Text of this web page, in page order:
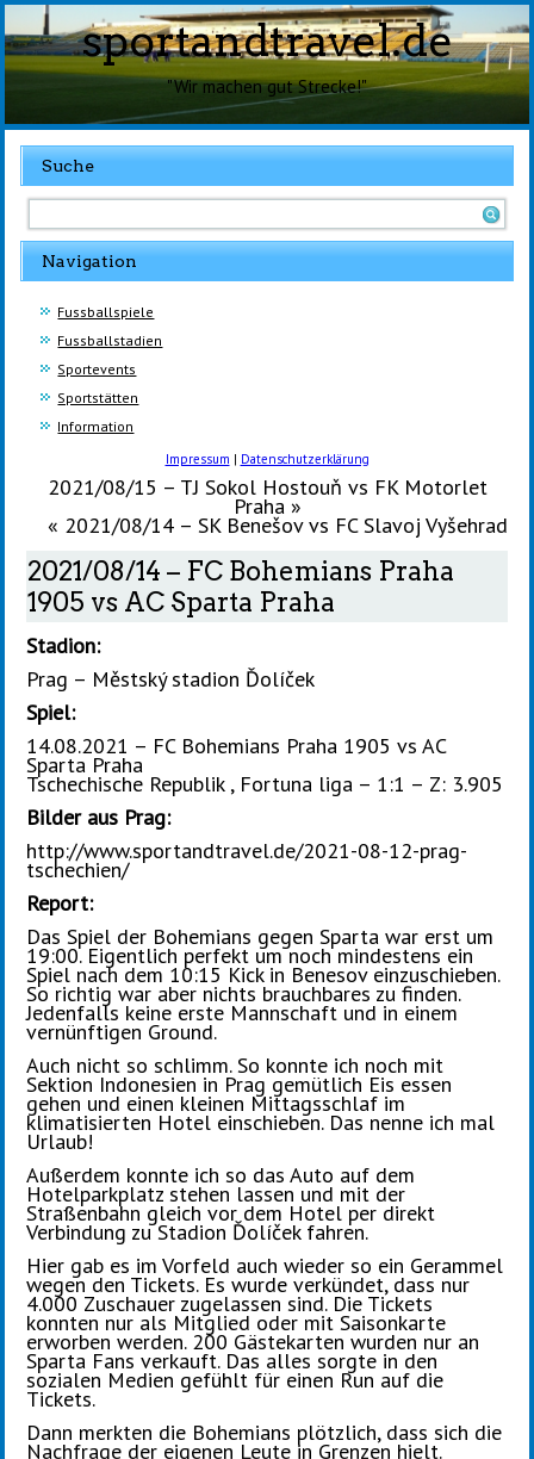
sportandtravel.de
"Wir machen gut Strecke!"
Suche
Navigation
Fussballspiele
Fussballstadien
Sportevents
Sportstätten
Information
Impressum | Datenschutzerklärung
2021/08/15 – TJ Sokol Hostouň vs FK Motorlet
Praha»
« 2021/08/14 – SK Benešov vs FC Slavoj Vyšehrad
2021/08/14 – FC Bohemians Praha
1905 vs AC Sparta Praha
Stadion:
Prag – Městský stadion Ďolíček
Spiel:
14.08.2021 – FC Bohemians Praha 1905 vs AC
Sparta Praha
Tschechische Republik , Fortuna liga – 1:1 – Z: 3.905
Bilder aus Prag:
http://www.sportandtravel.de/2021-08-12-prag-
tschechien/
Report:
Das Spiel der Bohemians gegen Sparta war erst um
19:00. Eigentlich perfekt um noch mindestens ein
Spiel nach dem 10:15 Kick in Benesov einzuschieben.
So richtig war aber nichts brauchbares zu finden.
Jedenfalls keine erste Mannschaft und in einem
vernünftigen Ground.
Auch nicht so schlimm. So konnte ich noch mit
Sektion Indonesien in Prag gemütlich Eis essen
gehen und einen kleinen Mittagsschlaf im
klimatisierten Hotel einschieben. Das nenne ich mal
Urlaub!
Außerdem konnte ich so das Auto auf dem
Hotelparkplatz stehen lassen und mit der
Straßenbahn gleich vor dem Hotel per direkt
Verbindung zu Stadion Ďolíček fahren.
Hier gab es im Vorfeld auch wieder so ein Gerammel
wegen den Tickets. Es wurde verkündet, dass nur
4.000 Zuschauer zugelassen sind. Die Tickets
konnten nur als Mitglied oder mit Saisonkarte
erworben werden. 200 Gästekarten wurden nur an
Sparta Fans verkauft. Das alles sorgte in den
sozialen Medien gefühlt für einen Run auf die
Tickets.
Dann merkten die Bohemians plötzlich, dass sich die
Nachfrage der eigenen Leute in Grenzen hielt.